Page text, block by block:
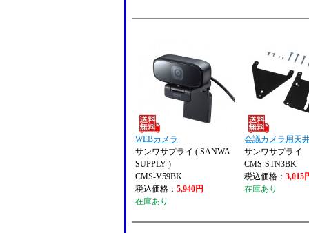
WEBカメラ
サンワサプライ ( SANWA
SUPPLY )
CMS-V59BK
税込価格： 5,940円
在庫あり
会議カメラ用天
サンワサプライ
CMS-STN3BK
税込価格：3,015
在庫あり